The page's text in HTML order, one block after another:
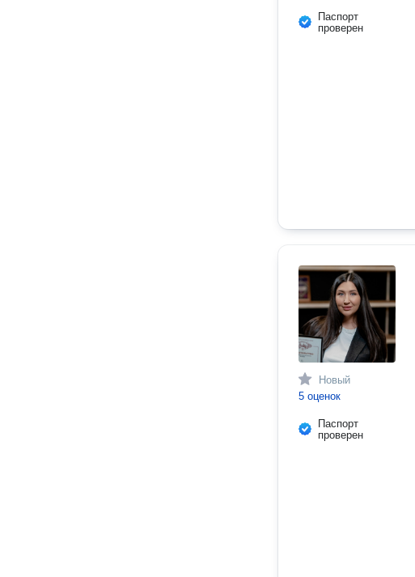
Паспорт
проверен
Новый
5 оценок
Паспорт
проверен